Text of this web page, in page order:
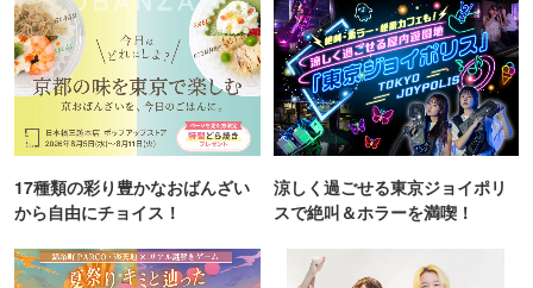
17種類の彩り豊かなおばんざい
から自由にチョイス！
涼しく過ごせる東京ジョイポリ
スで絶叫＆ホラーを満喫！